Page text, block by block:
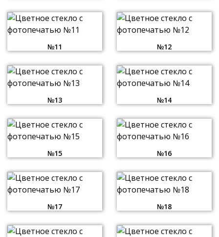
№11 №12
№13 №14
№15 №16
№17 №18